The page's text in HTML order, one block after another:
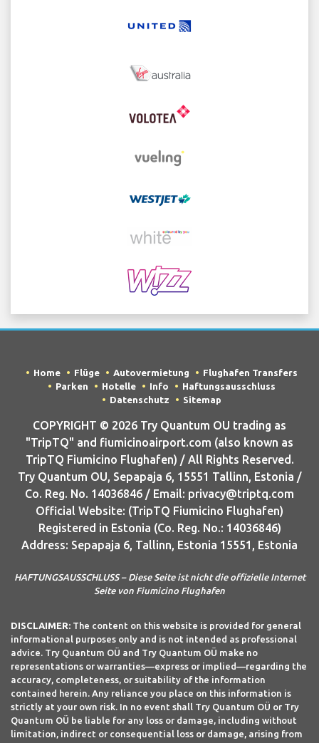
Home Flüge Autovermietung
Flughafen Transfers
Parken
Hotelle Info
Haftungsausschluss
Datenschutz
Sitemap
COPYRIGHT © 2026 Try Quantum OU trading as
"TripTQ" and fiumicinoairport.com (also known as
TripTQ Fiumicino Flughafen) / All Rights Reserved.
Try Quantum OU, Sepapaja 6, 15551 Tallinn, Estonia /
Co. Reg. No. 14036846 / Email: privacy@triptq.com
Official Website: (TripTQ Fiumicino Flughafen)
Registered in Estonia (Co. Reg. No.: 14036846)
Address: Sepapaja 6, Tallinn, Estonia 15551, Estonia
HAFTUNGSAUSSCHLUSS – Diese Seite ist nicht die offizielle Internet
Seite von Fiumicino Flughafen
DISCLAIMER: The content on this website is provided for general
informational purposes only and is not intended as professional
advice. Try Quantum OÜ and Try Quantum OÜ make no
representations or warranties—express or implied—regarding the
accuracy, completeness, or suitability of the information
contained herein. Any reliance you place on this information is
strictly at your own risk. In no event shall Try Quantum OÜ or Try
Quantum OÜ be liable for any loss or damage, including without
limitation, indirect or consequential loss or damage, arising from